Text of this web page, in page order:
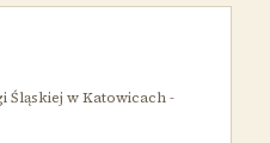
Śląskiej w Katowicach -